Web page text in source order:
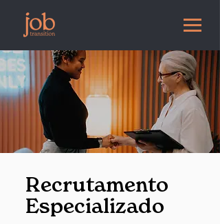
Recrutamento
Especializado